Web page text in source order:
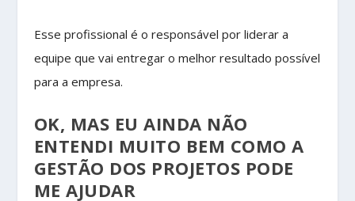
Esse profissional é o responsável por liderar a
equipe que vai entregar o melhor resultado possível
para a empresa.
OK, MAS EU AINDA NÃO
ENTENDI MUITO BEM COMO A
GESTÃO DOS PROJETOS PODE
ME AJUDAR